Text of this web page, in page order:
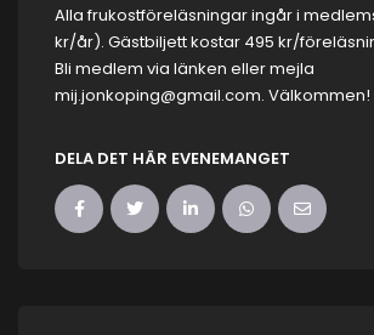
Alla frukostföreläsningar ingår i
kr/år). Gästbiljett kostar 495 kr/
Bli medlem via länken eller mejla
mij.jonkoping@gmail.com. Välkommen!
DELA DET HÄR EVENEMANGET